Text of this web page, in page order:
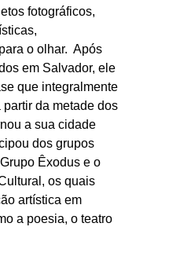
fotográficos,
o olhar.  Após
em Salvador, ele
que integralmente
da metade dos
a sua cidade
dos grupos
Êxodus e o
os quais
artística em
a poesia, o teatro